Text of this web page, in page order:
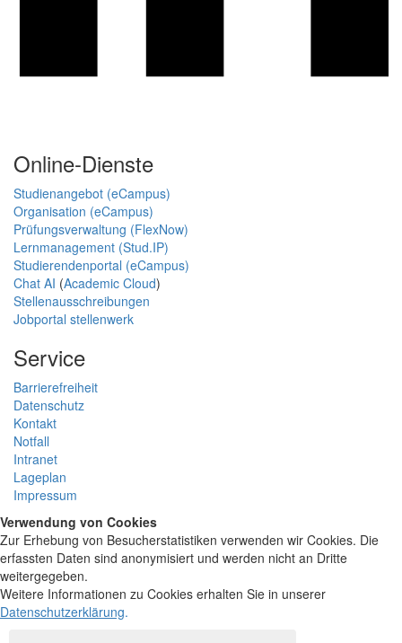
Online-Dienste
Studienangebot (eCampus)
Organisation (eCampus)
Prüfungsverwaltung (FlexNow)
Lernmanagement (Stud.IP)
Studierendenportal (eCampus)
Chat AI (Academic Cloud)
Stellenausschreibungen
Jobportal stellenwerk
Service
Barrierefreiheit
Datenschutz
Kontakt
Notfall
Intranet
Lageplan
Impressum
Verwendung von Cookies
Zur Erhebung von Besucherstatistiken verwenden wir Cookies. Die
erfassten Daten sind anonymisiert und werden nicht an Dritte
weitergegeben.
Weitere Informationen zu Cookies erhalten Sie in unserer
Datenschutzerklärung.